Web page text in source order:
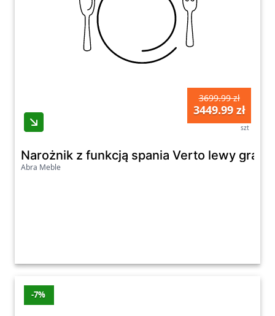
3699.99 zł
3449.99 zł
szt
Narożnik z funkcją spania Verto lewy
Abra Meble
-7%